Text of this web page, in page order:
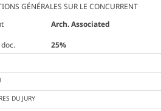
GÉNÉRALES SUR LE CONCURRENT
Arch. Associated
25%
DU JURY